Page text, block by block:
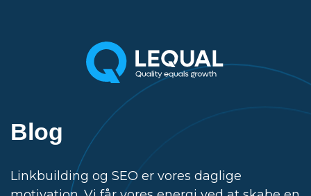
Blog
Linkbuilding og SEO er vores daglige